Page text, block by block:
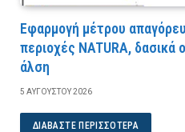
Εφαρμογή μέτρου
περιοχές NATURA, δασικά
άλση
5 ΑΥΓΟΎΣΤΟΥ 2026
ΔΙΑΒΆΣΤΕ ΠΕΡΙΣΣΌΤΕΡΑ